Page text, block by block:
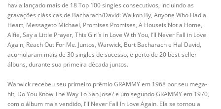
havia lançado mais de 18 Top 100 singles consecutivos, incluindo as
gravações clássicas de Bacharach/David: Walkon By, Anyone Who Had a
Heart, Messageto Michael, Promises Promises, A Houseis Not a Home,
Alfie, Say a Little Prayer, This Girl’s in Love With You, I’ll Never Fall in Love
Again, Reach Out For Me. Juntos, Warwick, Burt Bacharach e Hal David,
acumularam mais de 30 singles de sucesso, e perto de 20 best-seller
álbuns, durante sua primeira década juntos.
Warwick recebeu seu primeiro prêmio GRAMMY em 1968 por seu mega-
hit, Do You Know The Way To San Jose? e um segundo GRAMMY em 1970,
com o álbum mais vendido, I’ll Never Fall In Love Again. Ela se tornou a